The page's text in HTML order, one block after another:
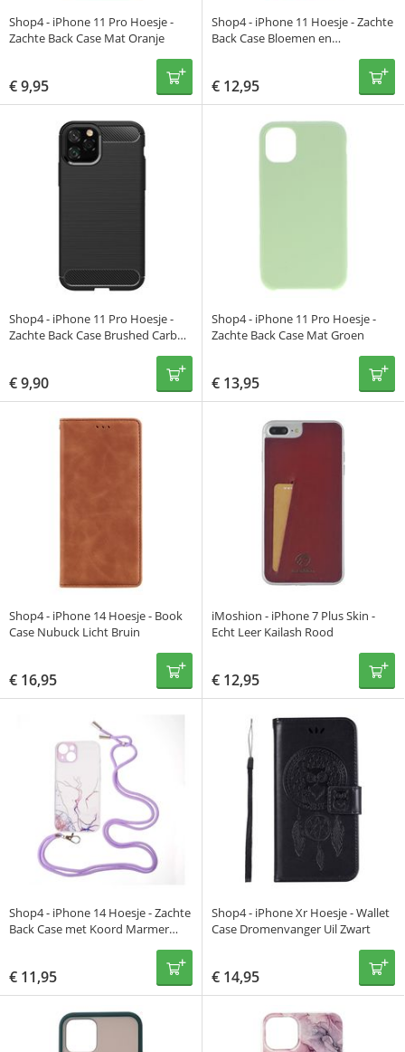
Shop4 - iPhone 11 Pro Hoesje -
Zachte Back Case Mat Oranje
€9,95
Shop4 - iPhone 11 Hoesje - Zachte
Back Case Bloemen en
€ 12,95
Shop4 - iPhone 11 Pro Hoesje -
Zachte Back Case Brushed Carbon
€9,90
Shop4 - iPhone 11 Pro Hoesje -
Zachte Back Case Mat Groen
€ 13,95
Shop4 - iPhone 14 Hoesje - Book
Case Nubuck Licht Bruin
€ 16,95
iMoshion - iPhone 7 Plus Skin -
Echt Leer Kailash Rood
€ 12,95
Shop4 - iPhone 14 Hoesje - Zachte
Back Case met Koord Marmer
€ 11,95
Shop4 - iPhone Xr Hoesje - Wallet
Case Dromenvanger Uil Zwart
€ 14,95